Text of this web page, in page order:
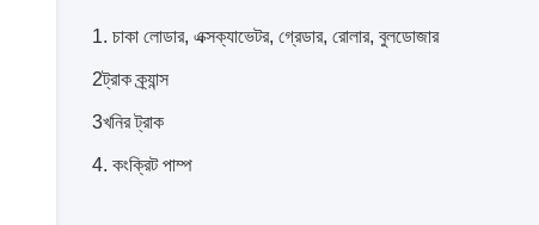
1. চাকা লোডার, এক্সক্যাভেটর, গ্রেডার, রোলার, বুলডোজার
2ট্রাক ক্র্যান্স
3খনির ট্রাক
4. কংক্রিট পাম্প